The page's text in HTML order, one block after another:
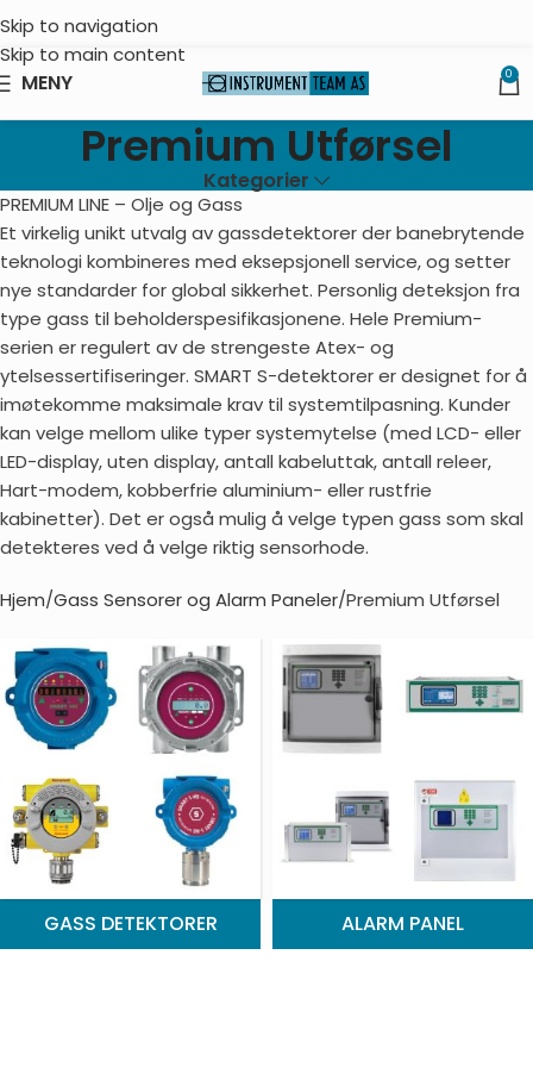
Skip to navigation
Skip to main content
MENY 0
Premium Utførsel
Kategorier
PREMIUM LINE – Olje og Gass
Et virkelig unikt utvalg av gassdetektorer der banebrytende
teknologi kombineres med eksepsjonell service, og setter
nye standarder for global sikkerhet. Personlig deteksjon fra
type gass til beholderspesifikasjonene. Hele Premium-
serien er regulert av de strengeste Atex- og
ytelsessertifiseringer. SMART S-detektorer er designet for å
imøtekomme maksimale krav til systemtilpasning. Kunder
kan velge mellom ulike typer systemytelse (med LCD- eller
LED-display, uten display, antall kabeluttak, antall releer,
Hart-modem, kobberfrie aluminium- eller rustfrie
kabinetter). Det er også mulig å velge typen gass som skal
detekteres ved å velge riktig sensorhode.
Hjem Gass Sensorer og Alarm Paneler Premium Utførsel
GASS DETEKTORER ALARM PANEL